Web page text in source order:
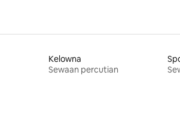
Kelowna
Sewaan percutian